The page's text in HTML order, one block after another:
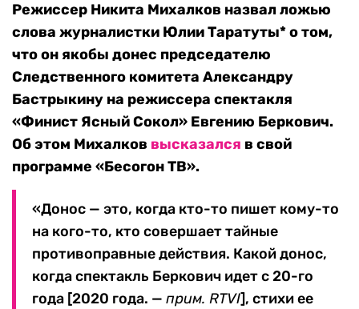
Режиссер Никита Михалков назвал ложью
слова журналистки Юлии Таратуты* о том,
что он якобы донес председателю
Следственного комитета Александру
Бастрыкину на режиссера спектакля
«Финист Ясный Сокол» Евгению Беркович.
Об этом Михалков высказался в свой
программе «Бесогон ТВ».
«Донос — это, когда кто-то пишет кому-то
на кого-то, кто совершает тайные
противоправные действия. Какой донос,
когда спектакль Беркович идет с 20-го
года [2020 года. — прим. RTVI], стихи ее